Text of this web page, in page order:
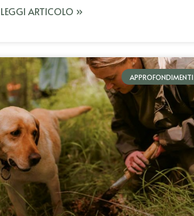
LEGGI ARTICOLO »
APPROFONDIMENTI